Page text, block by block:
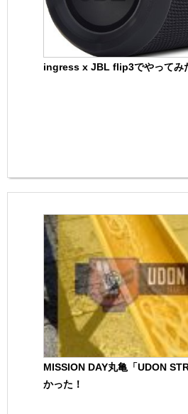
ingress x JBL flip3でやってみ
MISSION DAY丸亀「UDON
かった！